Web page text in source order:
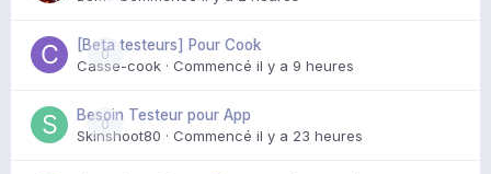
0
[Beta testeurs] Pour Cook
Casse-cook · Commencé il y a 9 heures
0
Besoin Testeur pour App
Skinshoot80 · Commencé il y a 23 heures